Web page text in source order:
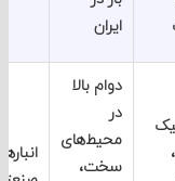
دوام بالا
محیط‌های
انبارهای